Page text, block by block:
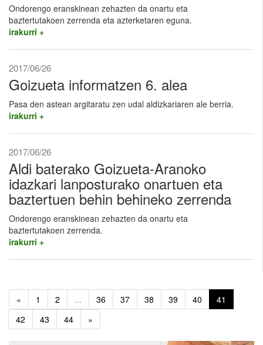
Ondorengo eranskinean zehazten da onartu eta
baztertutakoen zerrenda eta azterketaren eguna.
irakurri +
2017/06/26
Goizueta informatzen 6. alea
Pasa den astean argitaratu zen udal aldizkariaren ale berria.
irakurri +
2017/06/26
Aldi baterako Goizueta-Aranoko
idazkari lanposturako onartuen eta
baztertuen behin behineko zerrenda
Ondorengo eranskinean zehazten da onartu eta
baztertutakoen zerrenda.
irakurri +
« 1 2 ... 36 37 38 39 40
41
42
43 44 »